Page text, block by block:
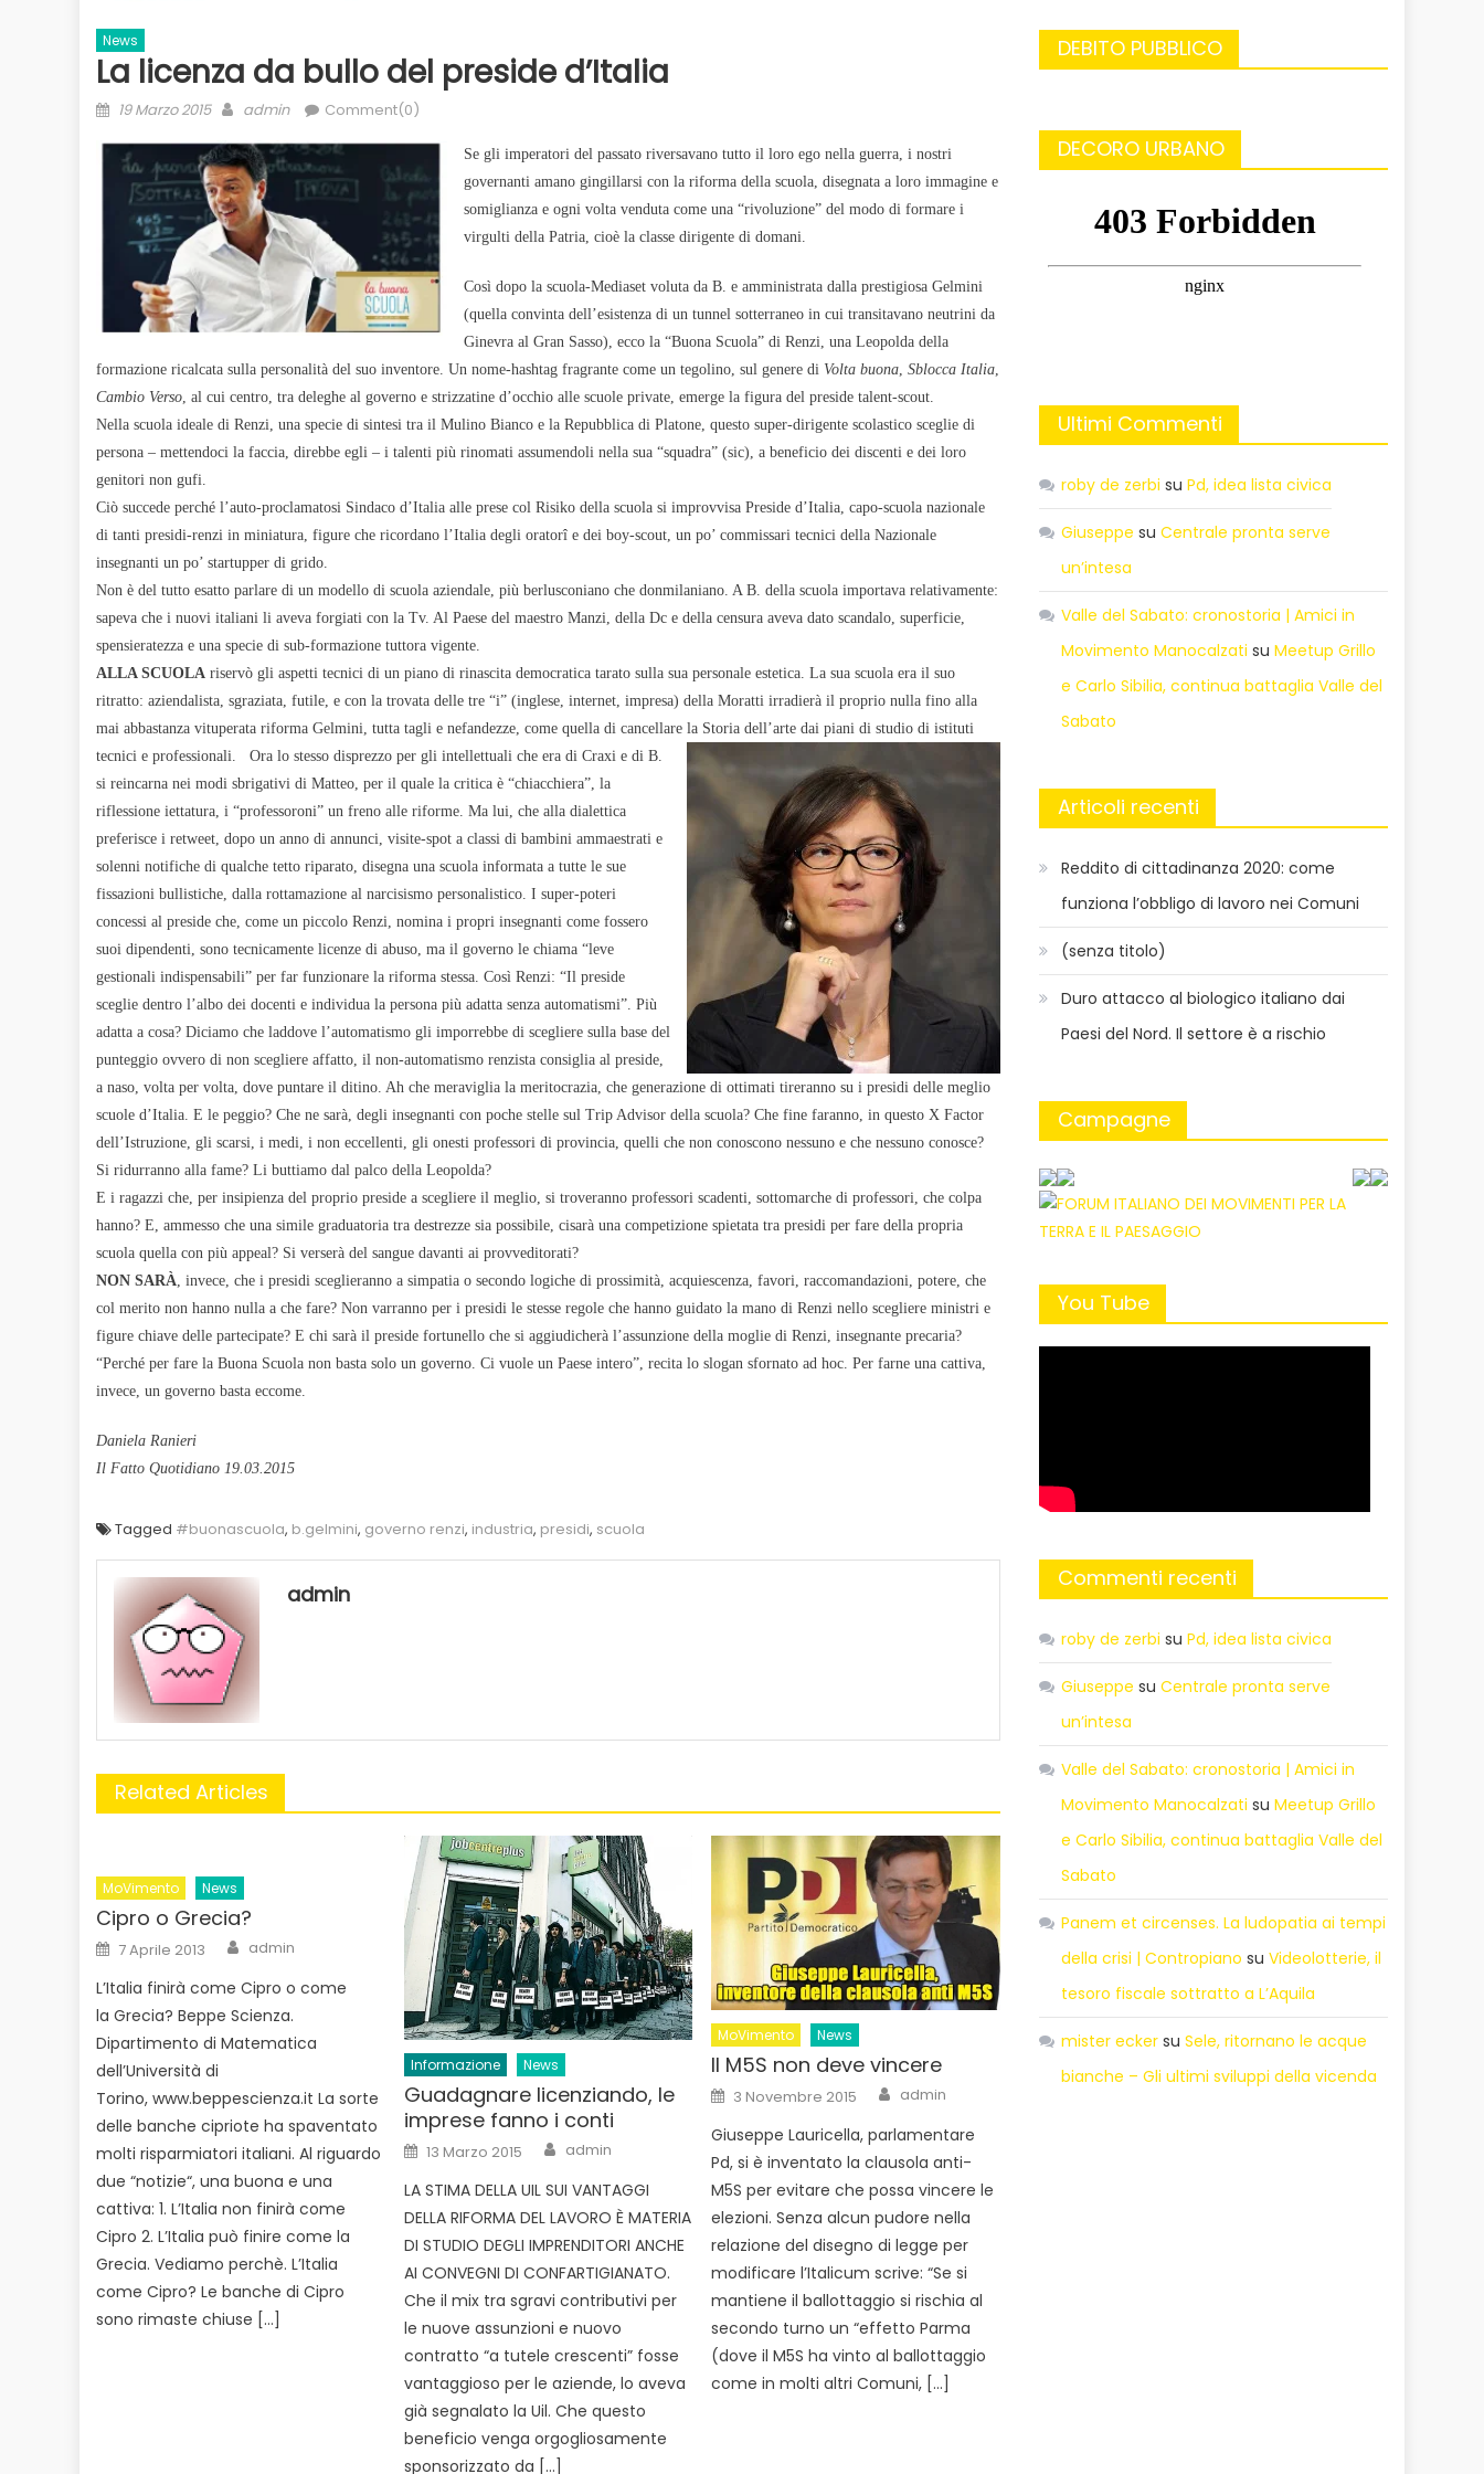
News
La licenza da bullo del preside d’Italia
Posted
19 Marzo 2015 Author
admin Comment(0)
Se gli imperatori del passato riversavano tutto il loro ego nella guerra, i nostri
governanti amano gingillarsi con la riforma della scuola, disegnata a loro immagine e
somiglianza e ogni volta venduta come una “rivoluzione” del modo di formare i
virgulti della Patria, cioè la classe dirigente di domani.
Così dopo la scuola-Mediaset voluta da B. e amministrata dalla prestigiosa Gelmini
(quella convinta dell’esistenza di un tunnel sotterraneo in cui transitavano neutrini da
Ginevra al Gran Sasso), ecco la “Buona Scuola” di Renzi, una Leopolda della
formazione ricalcata sulla personalità del suo inventore. Un nome-hashtag fragrante come un tegolino, sul genere di Volta buona, Sblocca Italia,
Cambio Verso, al cui centro, tra deleghe al governo e strizzatine d’occhio alle scuole private, emerge la figura del preside talent-scout.
Nella scuola ideale di Renzi, una specie di sintesi tra il Mulino Bianco e la Repubblica di Platone, questo super-dirigente scolastico sceglie di
persona – mettendoci la faccia, direbbe egli – i talenti più rinomati assumendoli nella sua “squadra” (sic), a beneficio dei discenti e dei loro
genitori non gufi.
Ciò succede perché l’auto-proclamatosi Sindaco d’Italia alle prese col Risiko della scuola si improvvisa Preside d’Italia, capo-scuola nazionale
di tanti presidi-renzi in miniatura, figure che ricordano l’Italia degli oratorî e dei boy-scout, un po’ commissari tecnici della Nazionale
insegnanti un po’ startupper di grido.
Non è del tutto esatto parlare di un modello di scuola aziendale, più berlusconiano che donmilaniano. A B. della scuola importava relativamente:
sapeva che i nuovi italiani li aveva forgiati con la Tv. Al Paese del maestro Manzi, della Dc e della censura aveva dato scandalo, superficie,
spensieratezza e una specie di sub-formazione tuttora vigente.
ALLA SCUOLA riservò gli aspetti tecnici di un piano di rinascita democratica tarato sulla sua personale estetica. La sua scuola era il suo
ritratto: aziendalista, sgraziata, futile, e con la trovata delle tre “i” (inglese, internet, impresa) della Moratti irradierà il proprio nulla fino alla
mai abbastanza vituperata riforma Gelmini, tutta tagli e nefandezze, come quella di cancellare la Storia dell’arte dai piani di studio di istituti
tecnici e professionali.
Ora lo stesso disprezzo per gli intellettuali che era di Craxi e di B.
si reincarna nei modi sbrigativi di Matteo, per il quale la critica è “chiacchiera”, la
riflessione iettatura, i “professoroni” un freno alle riforme. Ma lui, che alla dialettica
preferisce i retweet, dopo un anno di annunci, visite-spot a classi di bambini ammaestrati e
solenni notifiche di qualche tetto riparato, disegna una scuola informata a tutte le sue
fissazioni bullistiche, dalla rottamazione al narcisismo personalistico. I super-poteri
concessi al preside che, come un piccolo Renzi, nomina i propri insegnanti come fossero
suoi dipendenti, sono tecnicamente licenze di abuso, ma il governo le chiama “leve
gestionali indispensabili” per far funzionare la riforma stessa. Così Renzi: “Il preside
sceglie dentro l’albo dei docenti e individua la persona più adatta senza automatismi”. Più
adatta a cosa? Diciamo che laddove l’automatismo gli imporrebbe di scegliere sulla base del
punteggio ovvero di non scegliere affatto, il non-automatismo renzista consiglia al preside,
a naso, volta per volta, dove puntare il ditino. Ah che meraviglia la meritocrazia, che generazione di ottimati tireranno su i presidi delle meglio
scuole d’Italia. E le peggio? Che ne sarà, degli insegnanti con poche stelle sul Trip Advisor della scuola? Che fine faranno, in questo X Factor
dell’Istruzione, gli scarsi, i medi, i non eccellenti, gli onesti professori di provincia, quelli che non conoscono nessuno e che nessuno conosce?
Si ridurranno alla fame? Li buttiamo dal palco della Leopolda?
E i ragazzi che, per insipienza del proprio preside a scegliere il meglio, si troveranno professori scadenti, sottomarche di professori, che colpa
hanno? E, ammesso che una simile graduatoria tra destrezze sia possibile, cisarà una competizione spietata tra presidi per fare della propria
scuola quella con più appeal? Si verserà del sangue davanti ai provveditorati?
NON SARÀ, invece, che i presidi sceglieranno a simpatia o secondo logiche di prossimità, acquiescenza, favori, raccomandazioni, potere, che
col merito non hanno nulla a che fare? Non varranno per i presidi le stesse regole che hanno guidato la mano di Renzi nello scegliere ministri e
figure chiave delle partecipate? E chi sarà il preside fortunello che si aggiudicherà l’assunzione della moglie di Renzi, insegnante precaria?
“Perché per fare la Buona Scuola non basta solo un governo. Ci vuole un Paese intero”, recita lo slogan sfornato ad hoc. Per farne una cattiva,
invece, un governo basta eccome.
Daniela Ranieri
Il Fatto Quotidiano 19.03.2015
Tagged #buonascuola, b.gelmini, governo renzi, industria, presidi, scuola
admin
Related Articles
MoVimento News
Cipro o Grecia?
Posted
on
7 Aprile 2013 Author
admin
L’Italia finirà come Cipro o come
la Grecia? Beppe Scienza.
Dipartimento di Matematica
dell’Università di
Torino, www.beppescienza.it La sorte
delle banche cipriote ha spaventato
molti risparmiatori italiani. Al riguardo
due “notizie“, una buona e una
cattiva: 1. L’Italia non finirà come
Cipro 2. L’Italia può finire come la
Grecia. Vediamo perchè. L’Italia
come Cipro? Le banche di Cipro
sono rimaste chiuse […]
Informazione News
Guadagnare licenziando, le
imprese fanno i conti
Posted
on
13 Marzo 2015 Author
admin
LA STIMA DELLA UIL SUI VANTAGGI
DELLA RIFORMA DEL LAVORO È MATERIA
DI STUDIO DEGLI IMPRENDITORI ANCHE
AI CONVEGNI DI CONFARTIGIANATO.
Che il mix tra sgravi contributivi per
le nuove assunzioni e nuovo
contratto “a tutele crescenti” fosse
vantaggioso per le aziende, lo aveva
già segnalato la Uil. Che questo
beneficio venga orgogliosamente
sponsorizzato da […]
MoVimento News
Il M5S non deve vincere
Posted
on
3 Novembre 2015 Author
admin
Giuseppe Lauricella, parlamentare
Pd, si è inventato la clausola anti-
M5S per evitare che possa vincere le
elezioni. Senza alcun pudore nella
relazione del disegno di legge per
modificare l’Italicum scrive: “Se si
mantiene il ballottaggio si rischia al
secondo turno un “effetto Parma
(dove il M5S ha vinto al ballottaggio
come in molti altri Comuni, […]
DEBITO PUBBLICO
DECORO URBANO
Ultimi Commenti
roby de zerbi suPd, idea lista civica
Giuseppe suCentrale pronta serve
un’intesa
Valle del Sabato: cronostoria | Amici in
Movimento Manocalzati suMeetup Grillo
e Carlo Sibilia, continua battaglia Valle del
Sabato
Articoli recenti
Reddito di cittadinanza 2020: come
funziona l’obbligo di lavoro nei Comuni
(senza titolo)
Duro attacco al biologico italiano dai
Paesi del Nord. Il settore è a rischio
Campagne
You Tube
Commenti recenti
roby de zerbi suPd, idea lista civica
Giuseppe suCentrale pronta serve
un’intesa
Valle del Sabato: cronostoria | Amici in
Movimento Manocalzati suMeetup Grillo
e Carlo Sibilia, continua battaglia Valle del
Sabato
Panem et circenses. La ludopatia ai tempi
della crisi | Contropiano suVideolotterie, il
tesoro fiscale sottratto a L’Aquila
mister ecker suSele, ritornano le acque
bianche – Gli ultimi sviluppi della vicenda